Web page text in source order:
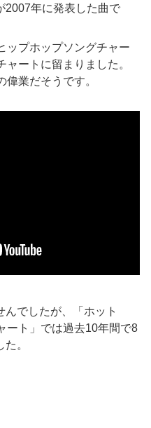
2007年に発表した曲で
ップホップソングチャー
ャートに留まりました。
業だそうです。
でしたが、「ホット
ート」では過去10年間で8
。